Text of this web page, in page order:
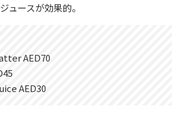
ュースが効果的。
AED70
AED30